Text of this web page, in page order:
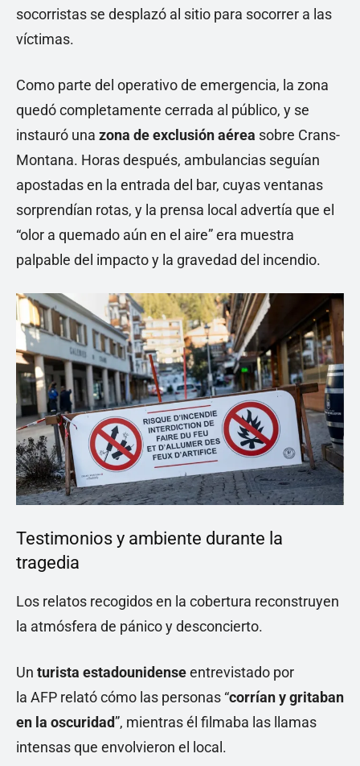
socorristas se desplazó al sitio para socorrer a las
víctimas.
Como parte del operativo de emergencia, la zona
quedó completamente cerrada al público, y se
instauró una zona de exclusión aérea sobre Crans-
Montana. Horas después, ambulancias seguían
apostadas en la entrada del bar, cuyas ventanas
sorprendían rotas, y la prensa local advertía que el
“olor a quemado aún en el aire” era muestra
palpable del impacto y la gravedad del incendio.
Testimonios y ambiente durante la
tragedia
Los relatos recogidos en la cobertura reconstruyen
la atmósfera de pánico y desconcierto.
Un turista estadounidenseentrevistado por
la AFP relató cómo las personas “corrían y gritaban
en la oscuridad”, mientras él filmaba las llamas
intensas que envolvieron el local.